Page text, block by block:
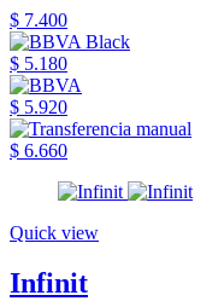
$ 7.400
$ 5.180
$ 5.920
$ 6.660
Quick view
Infinit